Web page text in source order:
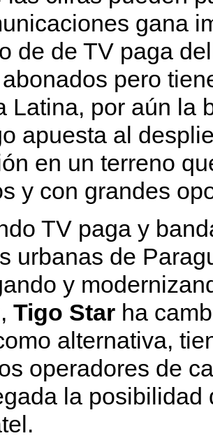
gana
de de TV paga
pero
Latina, por aún la
apuesta al
en un terreno
y con grandes
TV paga y
urbanas de
y
Tigo Star ha
alternativa,
operadores de
la